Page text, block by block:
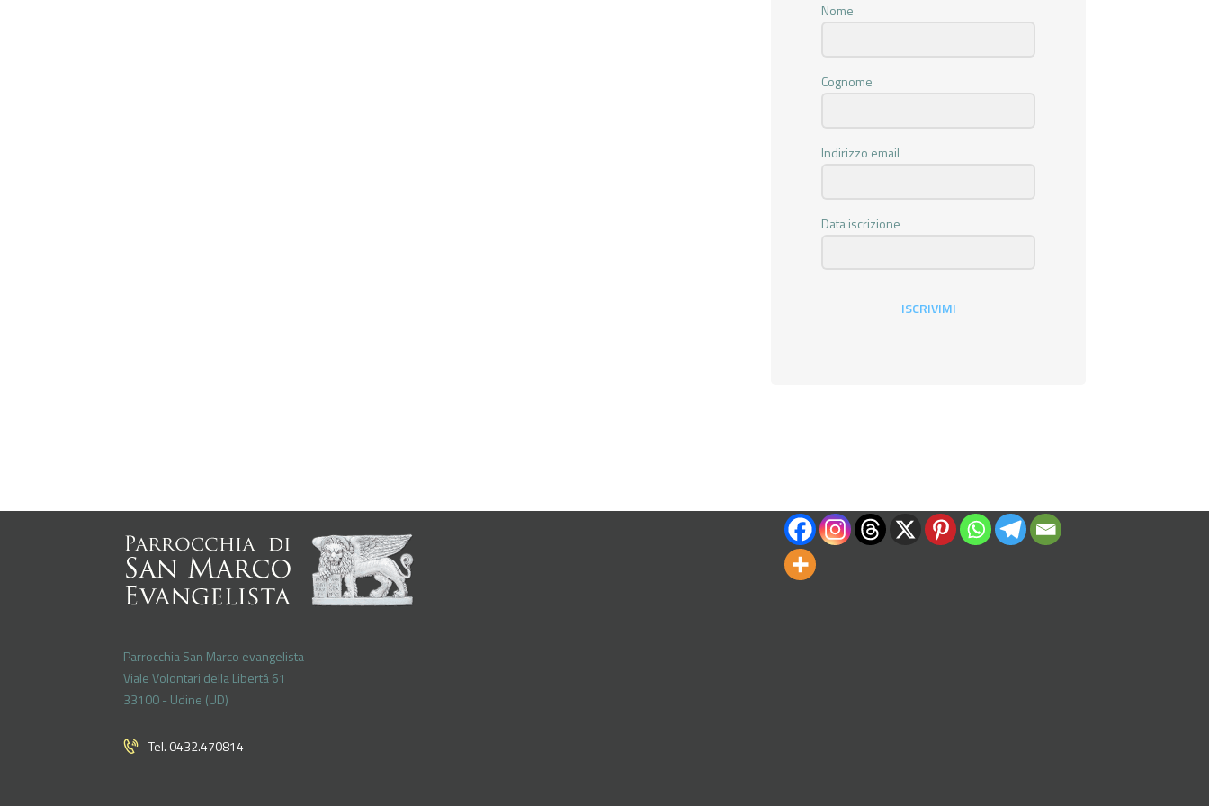
Nome
Cognome
Indirizzo email
Data iscrizione
ISCRIVIMI
Parrocchia San Marco evangelista
Viale Volontari della Libertá 61
33100 - Udine (UD)
Tel. 0432.470814